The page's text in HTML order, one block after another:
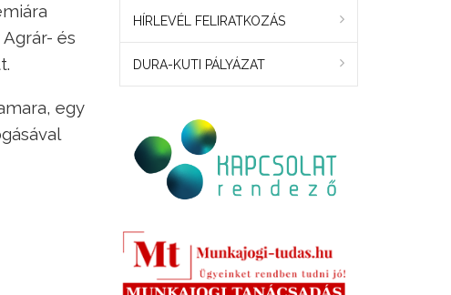
és
egy
HÍRLEVÉL FELIRATKOZÁS
DURA-KUTI PÁLYÁZAT